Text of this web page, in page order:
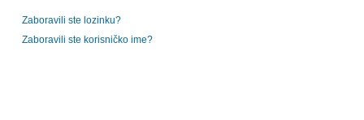
Zaboravili ste lozinku?
Zaboravili ste korisničko ime?